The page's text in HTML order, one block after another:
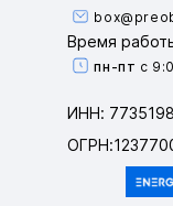
Время
пн-пт с
ИНН: